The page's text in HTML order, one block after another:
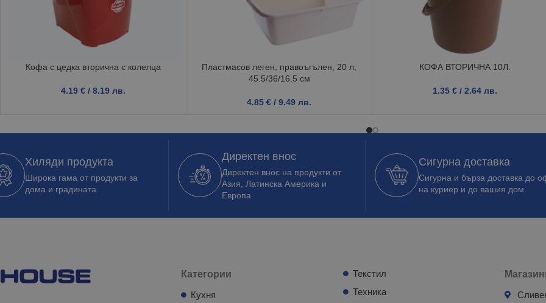
Кофа с цедка вторична с колелца
4.19 € / 8.19 лв.
Пластмасов леген, правоъгълен, 20 л,
45.5/36/16.5 см
4.85 € / 9.49 лв.
КОФА ВТОРИЧНА 10Л.
1.35 € / 2.64 лв.
Хиляди продукта
Широка гама от продукти за
дома и градината.
Директен внос
Директен внос на продукти от
Азия, Латинска Америка и
Европа.
Сигурна доставка
Сигурна и бърза доставка до
на куриер и до вашия дом.
Категории
Кухня
Текстил
Техника